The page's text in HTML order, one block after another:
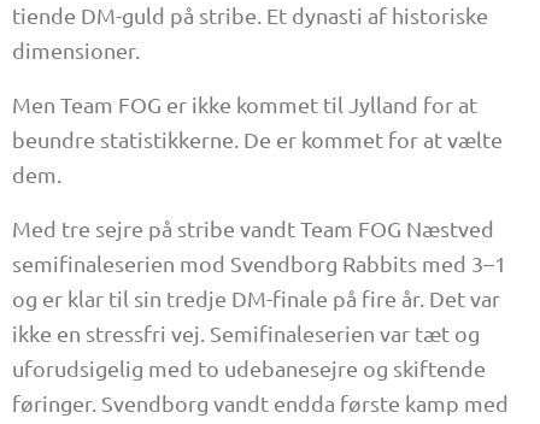
tiende DM-guld på stribe. Et dynasti af historiske
dimensioner.
Men Team FOG er ikke kommet til Jylland for at
beundre statistikkerne. De er kommet for at vælte
dem.
Med tre sejre på stribe vandt Team FOG Næstved
semifinaleserien mod Svendborg Rabbits med 3–1
og er klar til sin tredje DM-finale på fire år. Det var
ikke en stressfri vej. Semifinaleserien var tæt og
uforudsigelig med to udebanesejre og skiftende
føringer. Svendborg vandt endda første kamp med